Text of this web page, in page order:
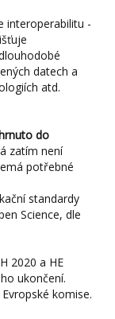
interoperabilitu -
datech a
atd.
do
zatím není
potřebné
standardy
Science, dle
2020 a HE
ukončení.
komise.